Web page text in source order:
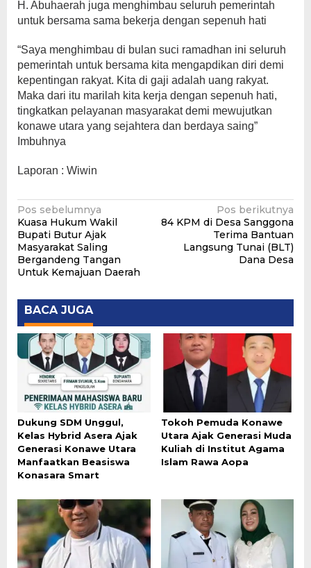
H. Abuhaerah juga menghimbau seluruh pemerintah
untuk bersama sama bekerja dengan sepenuh hati
“Saya menghimbau di bulan suci ramadhan ini seluruh
pemerintah untuk bersama kita mengapdikan diri demi
kepentingan rakyat. Kita di gaji adalah uang rakyat.
Maka dari itu marilah kita kerja dengan sepenuh hati,
tingkatkan pelayanan masyarakat demi mewujutkan
konawe utara yang sejahtera dan berdaya saing”
Imbuhnya
Laporan : Wiwin
Navigasi
pos
Pos sebelumnya
Kuasa Hukum Wakil
Bupati Butur Ajak
Masyarakat Saling
Bergandeng Tangan
Untuk Kemajuan Daerah
Pos berikutnya
84 KPM di Desa Sanggona
Terima Bantuan
Langsung Tunai (BLT)
Dana Desa
BACA JUGA
Dukung SDM Unggul,
Kelas Hybrid Asera Ajak
Generasi Konawe Utara
Manfaatkan Beasiswa
Konasara Smart
Tokoh Pemuda Konawe
Utara Ajak Generasi Muda
Kuliah di Institut Agama
Islam Rawa Aopa